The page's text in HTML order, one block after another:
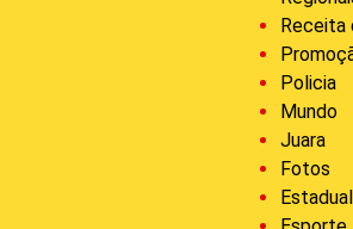
Receita
Policia
Mundo
Juara
Fotos
Estadual